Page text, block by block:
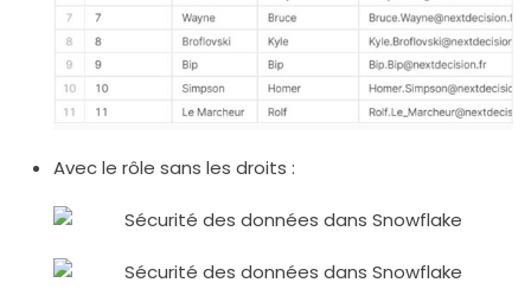
Avec le rôle sans les droits :